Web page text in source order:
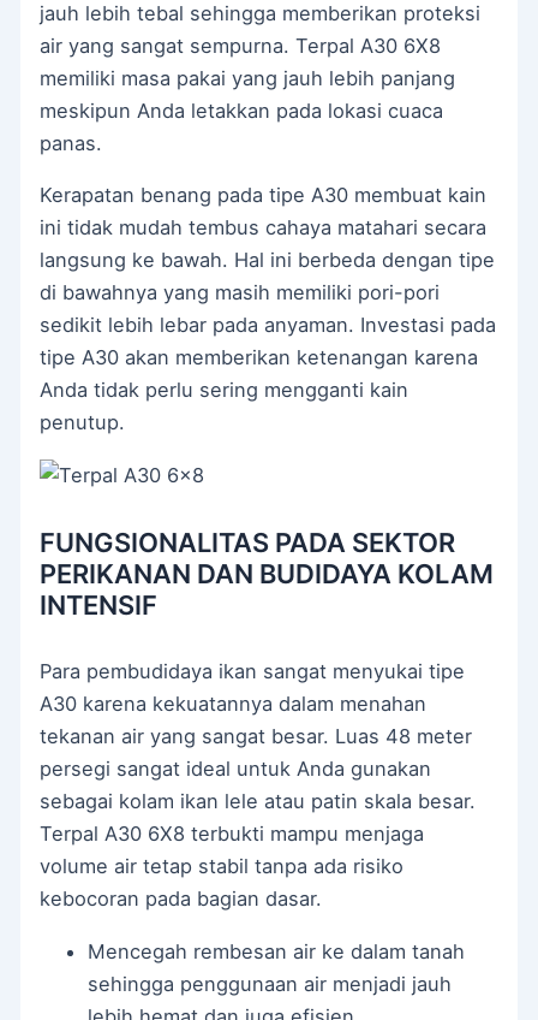
jauh lebih tebal sehingga memberikan proteksi
air yang sangat sempurna. Terpal A30 6X8
memiliki masa pakai yang jauh lebih panjang
meskipun Anda letakkan pada lokasi cuaca
panas.
Kerapatan benang pada tipe A30 membuat kain
ini tidak mudah tembus cahaya matahari secara
langsung ke bawah. Hal ini berbeda dengan tipe
di bawahnya yang masih memiliki pori-pori
sedikit lebih lebar pada anyaman. Investasi pada
tipe A30 akan memberikan ketenangan karena
Anda tidak perlu sering mengganti kain
penutup.
FUNGSIONALITAS PADA SEKTOR
PERIKANAN DAN BUDIDAYA KOLAM
INTENSIF
Para pembudidaya ikan sangat menyukai tipe
A30 karena kekuatannya dalam menahan
tekanan air yang sangat besar. Luas 48 meter
persegi sangat ideal untuk Anda gunakan
sebagai kolam ikan lele atau patin skala besar.
Terpal A30 6X8 terbukti mampu menjaga
volume air tetap stabil tanpa ada risiko
kebocoran pada bagian dasar.
Mencegah rembesan air ke dalam tanah
sehingga penggunaan air menjadi jauh